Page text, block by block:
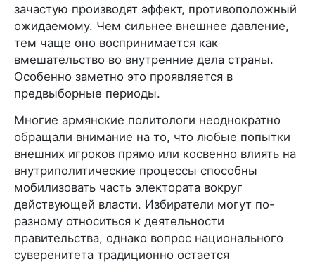
зачастую производят эффект, противоположный
ожидаемому. Чем сильнее внешнее давление,
тем чаще оно воспринимается как
вмешательство во внутренние дела страны.
Особенно заметно это проявляется в
предвыборные периоды.
Многие армянские политологи неоднократно
обращали внимание на то, что любые попытки
внешних игроков прямо или косвенно влиять на
внутриполитические процессы способны
мобилизовать часть электората вокруг
действующей власти. Избиратели могут по-
разному относиться к деятельности
правительства, однако вопрос национального
суверенитета традиционно остается